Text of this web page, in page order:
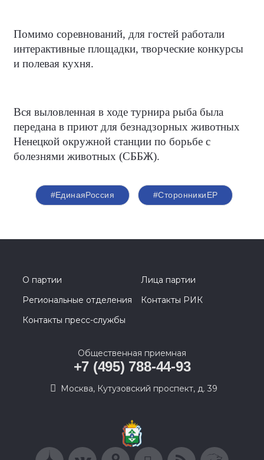
Помимо соревнований, для гостей работали
интерактивные площадки, творческие конкурсы
и полевая кухня.
Вся выловленная в ходе турнира рыба была
передана в приют для безнадзорных животных
Ненецкой окружной станции по борьбе с
болезнями животных (СББЖ).
#ЕдинаяРоссия #СторонникиЕР
О партии
Лица партии
Региональные отделения
Контакты РИК
Контакты пресс-службы
Общественная приемная
+7 (495) 788-44-93
Москва, Кутузовский проспект, д. 39